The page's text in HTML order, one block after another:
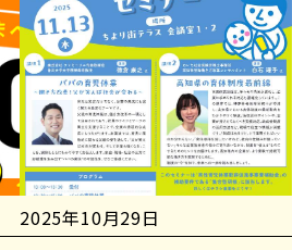
2025年10月29日